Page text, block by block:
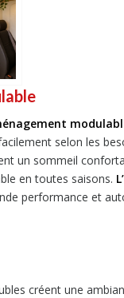
selon les
un sommeil
en toutes saisons.
performance et
créent une